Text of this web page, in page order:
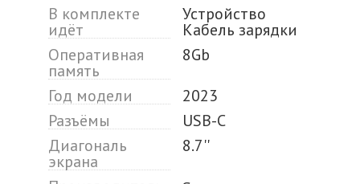
В комплекте
идёт
Устройство
Кабель зарядки
Оперативная
память
8Gb
Год модели
2023
Разъёмы
USB-C
Диагональ
экрана
8.7''